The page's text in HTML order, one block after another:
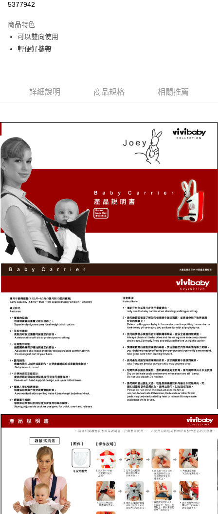
運送方式
基本宅配
5377942
商品特色
可以雙向使用
輕便好攜帶
詳細說明 商品規格 相關推薦